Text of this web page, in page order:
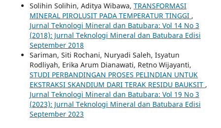
Solihin Solihin, Aditya Wibawa, TRANSFORMASI
MINERAL PIROLUSIT PADA TEMPERATUR TINGGI ,
Jurnal Teknologi Mineral dan Batubara: Vol 14 No 3
(2018): Jurnal Teknologi Mineral dan Batubara Edisi
September 2018
Sariman, Siti Rochani, Nuryadi Saleh, Isyatun
Rodliyah, Erika Arum Dianawati, Retno Wijayanti,
STUDI PERBANDINGAN PROSES PELINDIAN UNTUK
EKSTRAKSI SKANDIUM DARI TERAK RESIDU BAUKSIT ,
Jurnal Teknologi Mineral dan Batubara: Vol 19 No 3
(2023): Jurnal Teknologi Mineral dan Batubara Edisi
September 2023